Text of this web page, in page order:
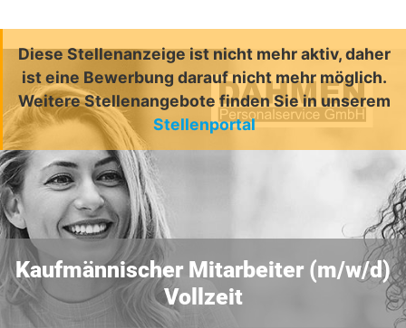
Diese Stellenanzeige ist nicht mehr aktiv, daher
ist eine Bewerbung darauf nicht mehr möglich.
Weitere Stellenangebote finden Sie in unserem
Stellenportal
Kaufmännischer Mitarbeiter (m/w/d)
Vollzeit